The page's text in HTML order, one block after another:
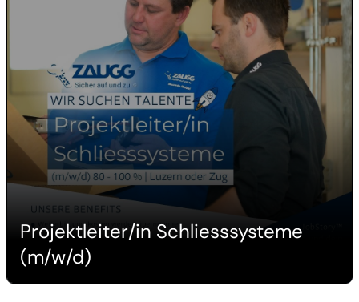
Projektleiter/in Schliesssysteme
(m/w/d)